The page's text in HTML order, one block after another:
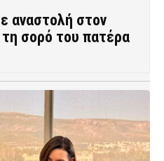
αναστολή στον
σορό του πατέρα